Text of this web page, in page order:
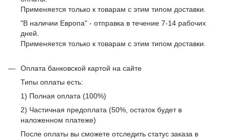
Применяется только к товарам с этим типом доставки.
"В наличии Европа" - отправка в течение 7-14 рабочих
дней.
Применяется только к товарам с этим типом доставки.
Оплата банковской картой на сайте
Типы оплаты есть:
1) Полная оплата (100%)
2) Частичная предоплата (50%, остаток будет в
наложенном платеже)
После оплаты вы сможете отследить статус заказа в